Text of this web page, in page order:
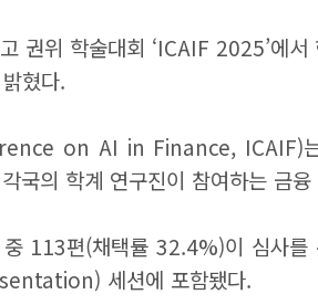
권위 학술대회 ‘ICAIF 2025’
혔다.
on AI in Finance,
국의 학계 연구진이 참여하는 금
113편(채택률 32.4%)이 심사
세션에 포함됐다.